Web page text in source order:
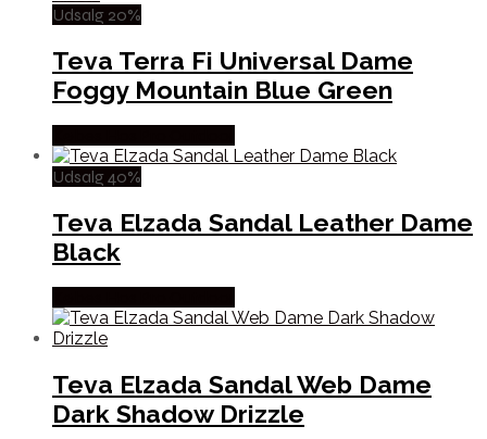
Udsalg 20%
Teva Terra Fi Universal Dame
Foggy Mountain Blue Green
Udsalg 40%
Teva Elzada Sandal Leather Dame
Black
Teva Elzada Sandal Web Dame
Dark Shadow Drizzle